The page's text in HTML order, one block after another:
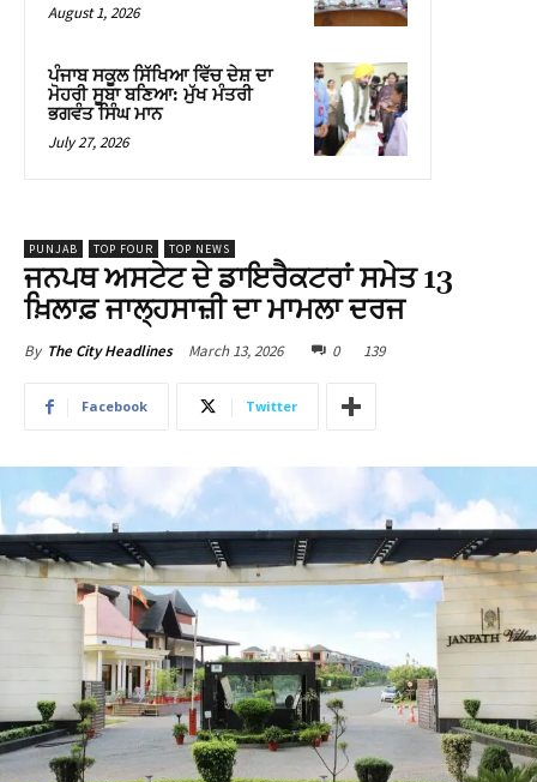
August 1, 2026
ਪੰਜਾਬ ਸਕੂਲ ਸਿੱਖਿਆ ਵਿੱਚ ਦੇਸ਼ ਦਾ
ਮੋਹਰੀ ਸੂਬਾ ਬਣਿਆ: ਮੁੱਖ ਮੰਤਰੀ
ਭਗਵੰਤ ਸਿੰਘ ਮਾਨ
July 27, 2026